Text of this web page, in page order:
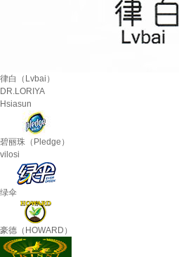
律白（Lvbai）
DR.LORIYA
Hsiasun
碧丽珠（Pledge）
vilosi
绿伞
豪德（HOWARD）